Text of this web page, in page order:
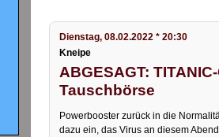
Dienstag, 08.02.2022 * 20:30
Kneipe
ABGESAGT:
Tauschbörse
Powerbooster zurück in die
dazu ein, das Virus an diesem